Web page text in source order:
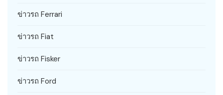
ข่าวรถ Ferrari
ข่าวรถ Fiat
ข่าวรถ Fisker
ข่าวรถ Ford